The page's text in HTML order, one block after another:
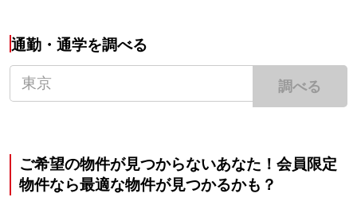
通勤・通学を調べる
調べる
ご希望の物件が見つからないあなた！会員限定
物件なら最適な物件が見つかるかも？